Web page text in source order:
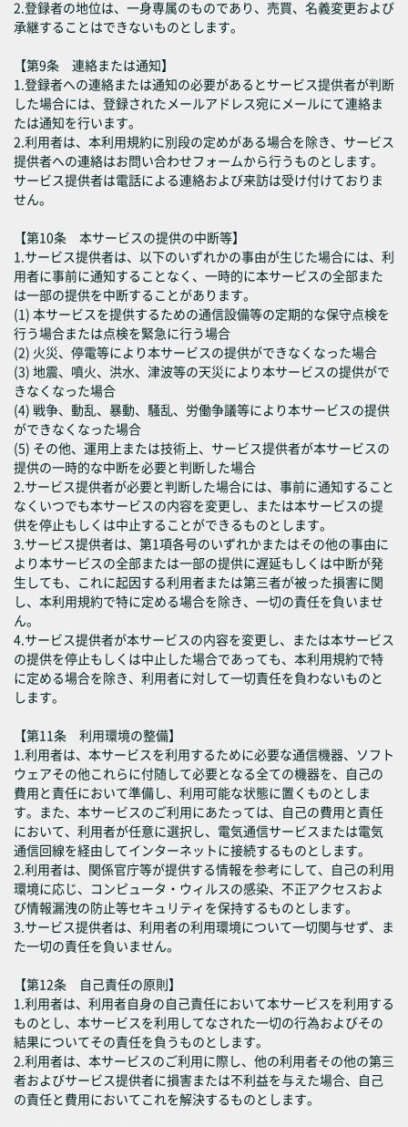
2.登録者の地位は、一身専属のものであり、売買、名義変更および
承継することはできないものとします。
【第9条 連絡または通知】
1.登録者への連絡または通知の必要があるとサービス提供者が判断
した場合には、登録されたメールアドレス宛にメールにて連絡ま
たは通知を行います。
2.利用者は、本利用規約に別段の定めがある場合を除き、サービス
提供者への連絡はお問い合わせフォームから行うものとします。
サービス提供者は電話による連絡および来訪は受け付けておりま
せん。
【第10条 本サービスの提供の中断等】
1.サービス提供者は、以下のいずれかの事由が生じた場合には、利
用者に事前に通知することなく、一時的に本サービスの全部また
は一部の提供を中断することがあります。
(1) 本サービスを提供するための通信設備等の定期的な保守点検を
行う場合または点検を緊急に行う場合
(2) 火災、停電等により本サービスの提供ができなくなった場合
(3) 地震、噴火、洪水、津波等の天災により本サービスの提供がで
きなくなった場合
(4) 戦争、動乱、暴動、騒乱、労働争議等により本サービスの提供
ができなくなった場合
(5) その他、運用上または技術上、サービス提供者が本サービスの
提供の一時的な中断を必要と判断した場合
2.サービス提供者が必要と判断した場合には、事前に通知すること
なくいつでも本サービスの内容を変更し、または本サービスの提
供を停止もしくは中止することができるものとします。
3.サービス提供者は、第1項各号のいずれかまたはその他の事由に
より本サービスの全部または一部の提供に遅延もしくは中断が発
生しても、これに起因する利用者または第三者が被った損害に関
し、本利用規約で特に定める場合を除き、一切の責任を負いませ
ん。
4.サービス提供者が本サービスの内容を変更し、または本サービス
の提供を停止もしくは中止した場合であっても、本利用規約で特
に定める場合を除き、利用者に対して一切責任を負わないものと
します。
【第11条 利用環境の整備】
1.利用者は、本サービスを利用するために必要な通信機器、ソフト
ウェアその他これらに付随して必要となる全ての機器を、自己の
費用と責任において準備し、利用可能な状態に置くものとしま
す。また、本サービスのご利用にあたっては、自己の費用と責任
において、利用者が任意に選択し、電気通信サービスまたは電気
通信回線を経由してインターネットに接続するものとします。
2.利用者は、関係官庁等が提供する情報を参考にして、自己の利用
環境に応じ、コンピュータ・ウィルスの感染、不正アクセスおよ
び情報漏洩の防止等セキュリティを保持するものとします。
3.サービス提供者は、利用者の利用環境について一切関与せず、ま
た一切の責任を負いません。
【第12条 自己責任の原則】
1.利用者は、利用者自身の自己責任において本サービスを利用する
ものとし、本サービスを利用してなされた一切の行為およびその
結果についてその責任を負うものとします。
2.利用者は、本サービスのご利用に際し、他の利用者その他の第三
者およびサービス提供者に損害または不利益を与えた場合、自己
の責任と費用においてこれを解決するものとします。